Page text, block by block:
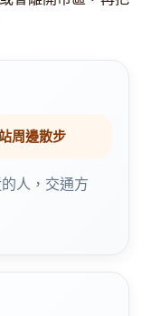
周邊散步
人，交通方